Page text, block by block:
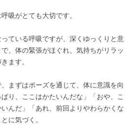
吸がとても大切です。
ている呼吸ですが、深くゆっくりと意
、体の緊張がほぐれ、気持ちがリラッ
ます。
まずはポーズを通じて、体に意識を向
り、ここはかたいんだな」「おや、こ
んだ」「あれ、前回よりやわらかくな
に気づく。